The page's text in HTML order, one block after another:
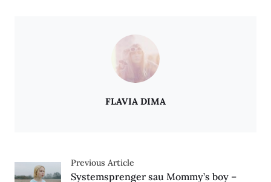
FLAVIA DIMA
Previous Article
Systemsprenger sau Mommy’s boy –